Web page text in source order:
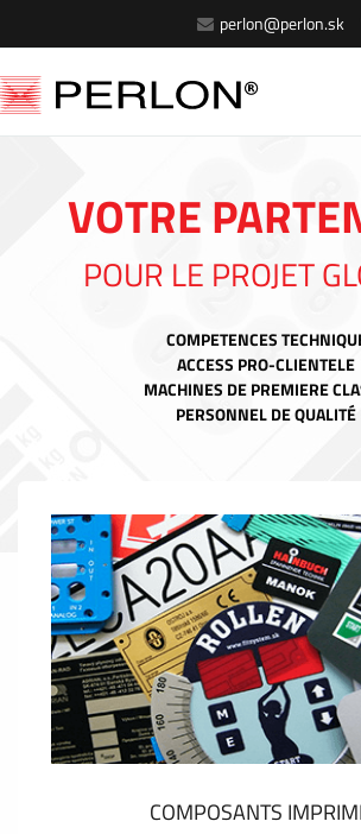
perlon@perlon.sk
VOTRE
POUR LE PROJET
COMPETENCES
ACCESS PRO-CLIENTELE
MACHINES DE PREMIERE
PERSONNEL DE QUALITÉ
COMPOSANTS